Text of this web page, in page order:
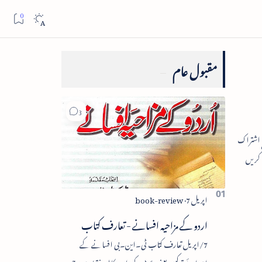
مقبول عام
اردو کے مزاحیہ افسانے - تعارف کتاب
7/اپریل تعارف کتاب ٹی۔این۔بی افسانے کے